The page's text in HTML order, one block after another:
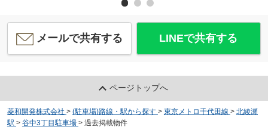
メールで共有する LINEで共有する
ページトップへ
菱和開発株式会社 > (駐車場)路線・駅から探す > 東京メトロ千代田線 > 北綾瀬
駅 > 谷中3丁目駐車場 > 過去掲載物件